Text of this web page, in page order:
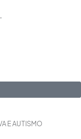
E AUTISMO